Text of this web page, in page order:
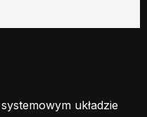
układzie